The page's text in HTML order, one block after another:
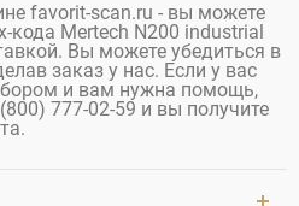
favorit-scan.ru - вы можете
кода Mertech N200 industrial
Вы можете убедиться в
заказ у нас. Если у вас
и вам нужна помощь,
777-02-59 и вы получите